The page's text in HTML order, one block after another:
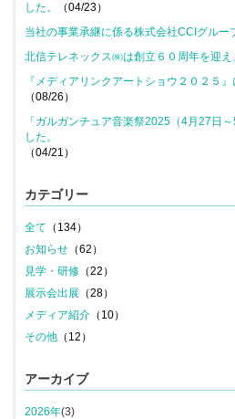
した。
（04/23）
当社の事業承継に係る株式会社CCIグルー
北信テレネックス㈱は創立６０周年を迎え
『メディアリンクアートショウ２０２５』
（08/26）
「ガルガンチュア音楽祭2025（4月27日
した。
（04/21）
カテゴリー
全て （134）
お知らせ （62）
見学・研修 （22）
展示会出展 （28）
メディア紹介 （10）
その他 （12）
アーカイブ
2026年(3)